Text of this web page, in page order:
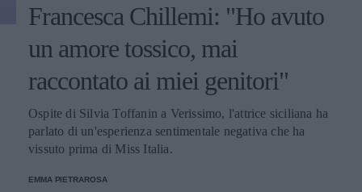
Francesca Chillemi: "Ho avuto
un amore tossico, mai
raccontato ai miei genitori"
Ospite di Silvia Toffanin a Verissimo, l'attrice siciliana ha
parlato di un'esperienza sentimentale negativa che ha
vissuto prima di Miss Italia.
EMMA PIETRAROSA